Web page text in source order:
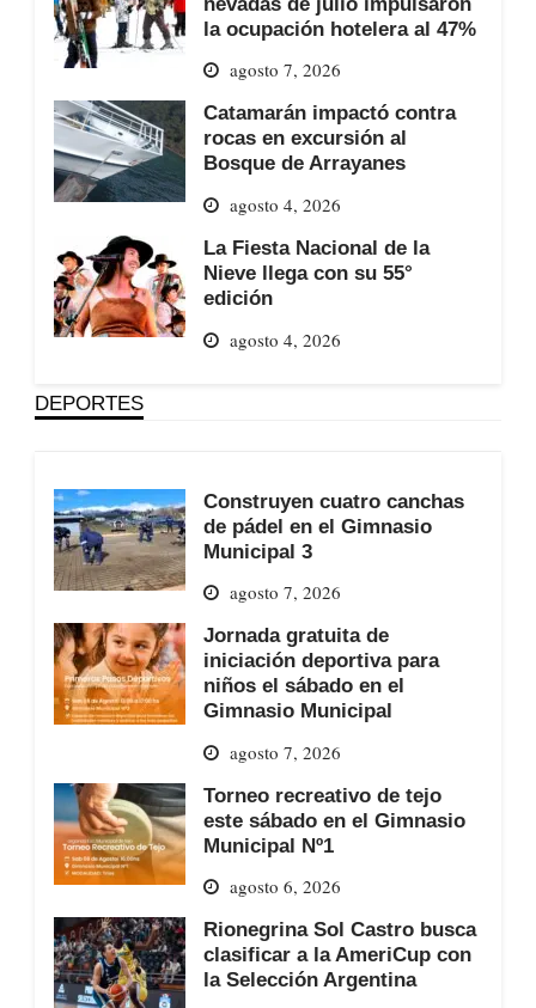
la ocupación hotelera al 47%
agosto 7, 2026
Catamarán impactó contra
rocas en excursión al
Bosque de Arrayanes
agosto 4, 2026
La Fiesta Nacional de la
Nieve llega con su 55°
edición
agosto 4, 2026
DEPORTES
Construyen cuatro canchas
de pádel en el Gimnasio
Municipal 3
agosto 7, 2026
Jornada gratuita de
iniciación deportiva para
niños el sábado en el
Gimnasio Municipal
agosto 7, 2026
Torneo recreativo de tejo
este sábado en el Gimnasio
Municipal Nº1
agosto 6, 2026
Rionegrina Sol Castro busca
clasificar a la AmeriCup con
la Selección Argentina